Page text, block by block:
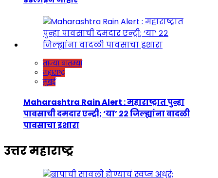
ताज्या बातम्या
महाराष्ट्र
मुंबई
Maharashtra Rain Alert : महाराष्ट्रात पुन्हा
पावसाची दमदार एन्ट्री; ‘या’ २२ जिल्ह्यांना वादळी
पावसाचा इशारा
उत्तर महाराष्ट्र